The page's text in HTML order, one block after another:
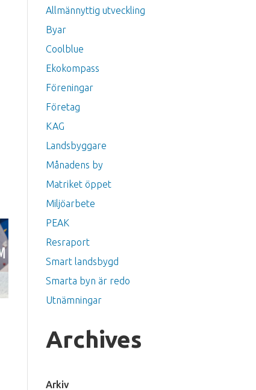
Allmännyttig utveckling
Byar
Coolblue
Ekokompass
Föreningar
Företag
KAG
Landsbyggare
Månadens by
Matriket öppet
Miljöarbete
PEAK
Resraport
Smart landsbygd
Smarta byn är redo
Utnämningar
Archives
Arkiv